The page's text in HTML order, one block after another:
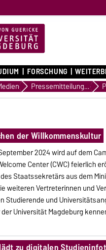
FORSCHUNG
Pressemitteilungen
der Willkommenskultur
2024 wird auf dem
Center (CWC) feierlich
Staatssekretärs aus dem
weiteren Vertreterinnen und
Studierende und
Universität Magdeburg